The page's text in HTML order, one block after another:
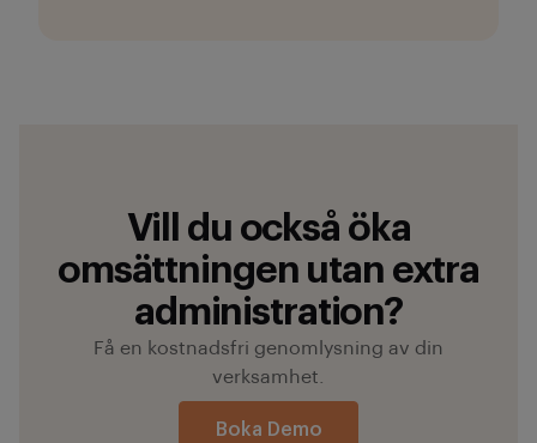
Vill du också öka
omsättningen utan extra
administration?
Få en kostnadsfri genomlysning av din
verksamhet.
Boka Demo